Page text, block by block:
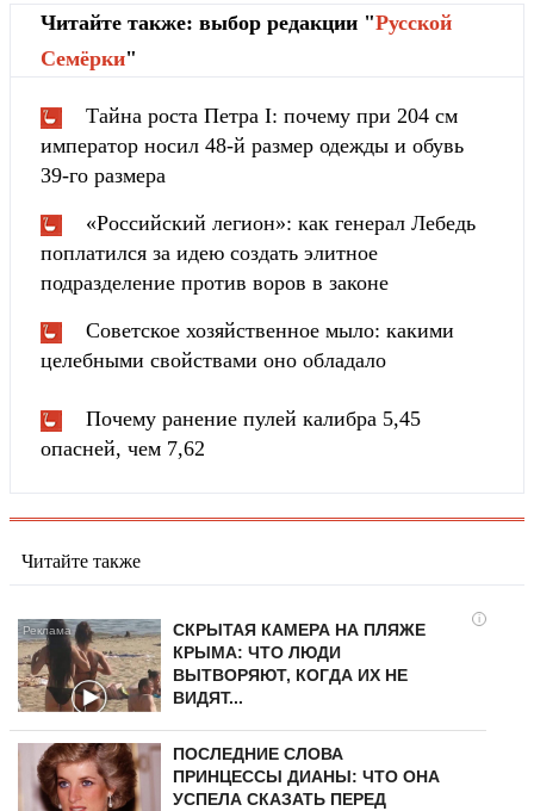
Читайте также: выбор редакции "Русской
Cемёрки"
Тайна роста Петра I: почему при 204 см
император носил 48-й размер одежды и обувь
39-го размера
«Российский легион»: как генерал Лебедь
поплатился за идею создать элитное
подразделение против воров в законе
Советское хозяйственное мыло: какими
целебными свойствами оно обладало
Почему ранение пулей калибра 5,45
опасней, чем 7,62
Читайте также
i
СКРЫТАЯ КАМЕРА НА ПЛЯЖЕ
КРЫМА: ЧТО ЛЮДИ
ВЫТВОРЯЮТ, КОГДА ИХ НЕ
ВИДЯТ...
ПОСЛЕДНИЕ СЛОВА
ПРИНЦЕССЫ ДИАНЫ: ЧТО ОНА
УСПЕЛА СКАЗАТЬ ПЕРЕД